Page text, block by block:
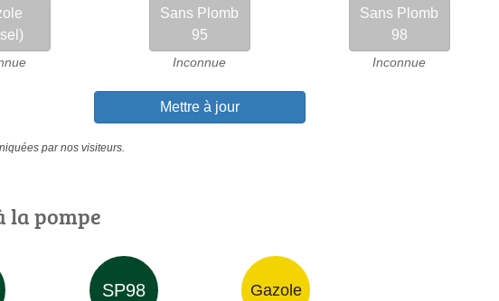
Sans Plomb
95
Inconnue
Sans Plomb
98
Inconnue
Mettre à jour
par nos visiteurs.
la pompe
SP98 Gazole